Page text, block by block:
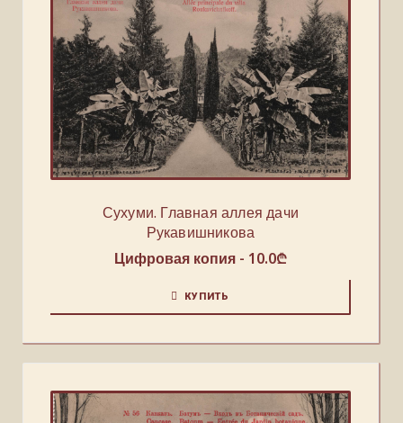
Сухуми. Главная аллея дачи
Рукавишникова
Цифровая копия - 10.0₾
КУПИТЬ